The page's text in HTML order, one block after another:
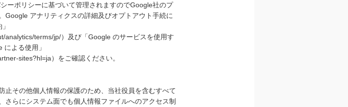
ーポリシーに基づいて管理されますのでGoogle社のプ
Google アナリティクスの詳細及びオプトアウト手続に
analytics/terms/jp/）及び「Google のサービスを使用す
よる使用」
sites?hl=ja）をご確認ください。
止その他個人情報の保護のため、当社役員を含むすべて
さらにシステム面でも個人情報ファイルへのアクセス制